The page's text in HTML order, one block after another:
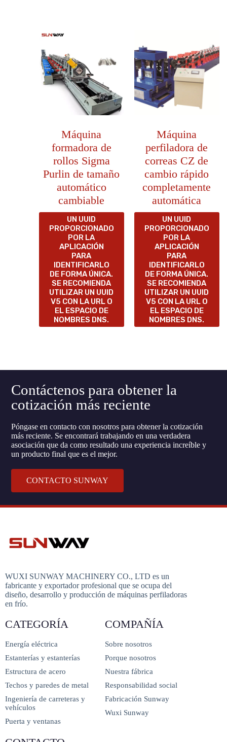
Máquina
formadora de
rollos Sigma
Purlin de tamaño
automático
cambiable
UN UUID
PROPORCIONADO
POR LA
APLICACIÓN
PARA
IDENTIFICARLO
DE FORMA ÚNICA.
SE RECOMIENDA
UTILIZAR UN UUID
V5 CON LA URL O
EL ESPACIO DE
NOMBRES DNS.
Máquina
perfiladora de
correas CZ de
cambio rápido
completamente
automática
UN UUID
PROPORCIONADO
POR LA
APLICACIÓN
PARA
IDENTIFICARLO
DE FORMA ÚNICA.
SE RECOMIENDA
UTILIZAR UN UUID
V5 CON LA URL O
EL ESPACIO DE
NOMBRES DNS.
Contáctenos para obtener la
cotización más reciente
Póngase en contacto con nosotros para obtener la cotización
más reciente. Se encontrará trabajando en una verdadera
asociación que da como resultado una experiencia increíble y
un producto final que es el mejor.
CONTACTO SUNWAY
WUXI SUNWAY MACHINERY CO., LTD es un
fabricante y exportador profesional que se ocupa del
diseño, desarrollo y producción de máquinas perfiladoras
en frío.
CATEGORÍA
Energía eléctrica
Estanterías y estanterías
Estructura de acero
Techos y paredes de metal
Ingeniería de carreteras y
vehículos
Puerta y ventanas
COMPAÑÍA
Sobre nosotros
Porque nosotros
Nuestra fábrica
Responsabilidad social
Fabricación Sunway
Wuxi Sunway